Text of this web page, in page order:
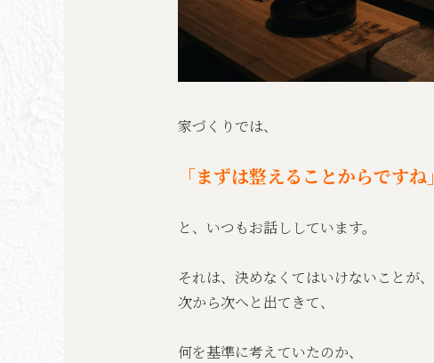
家づくりでは、
「まずは整えることからですね」
と、いつもお話ししています。
それは、決めなくてはいけないことが、
次から次へと出てきて、
何を基準に考えていたのか、